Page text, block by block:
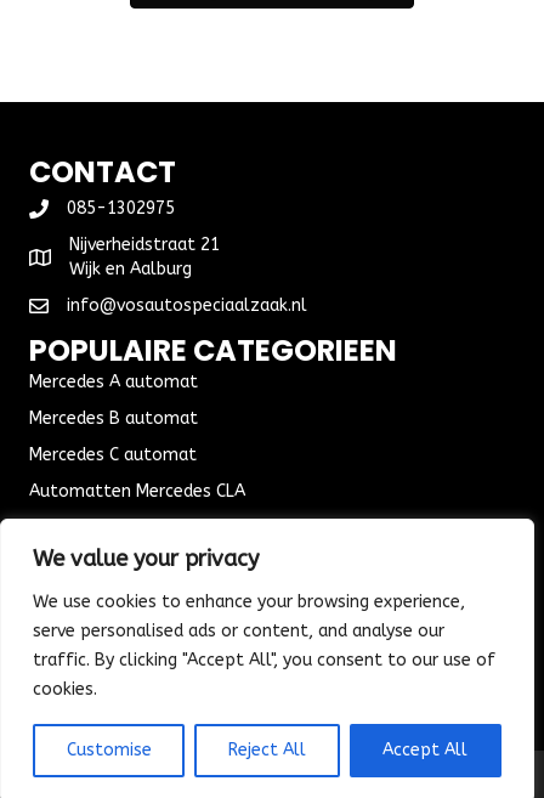
We value your privacy
We use cookies to enhance your browsing experience,
serve personalised ads or content, and analyse our
traffic. By clicking "Accept All", you consent to our use of
cookies.
Customise Reject All Accept All
CONTACT
085-1302975
Nijverheidstraat 21
Wijk en Aalburg
info@vosautospeciaalzaak.nl
POPULAIRE CATEGORIEEN
Mercedes A automat
Mercedes B automat
Mercedes C automat
Automatten Mercedes CLA
ALGEMENE VOORWAARDEN
Algemene voorwaarden
Verzending & Bezorging
Retouren & Ruilen
© 2026 Vos Autospeciaalzaak. All Rights Reserved.